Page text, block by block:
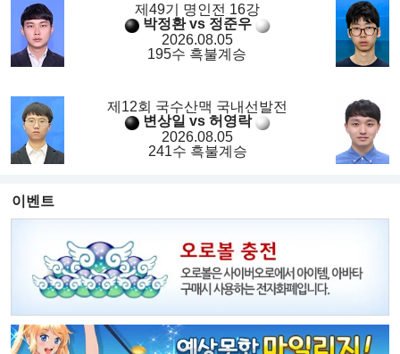
제49기 명인전 16강
박정환 vs 정준우
2026.08.05
195수 흑불계승
제12회 국수산맥 국내선발전
변상일 vs 허영락
2026.08.05
241수 흑불계승
이벤트